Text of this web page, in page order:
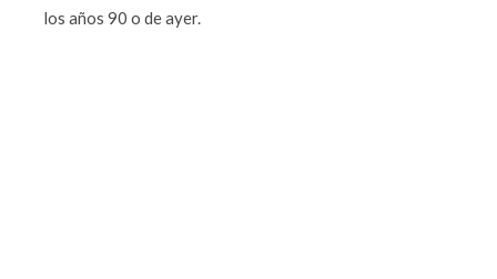
los años 90 o de ayer.